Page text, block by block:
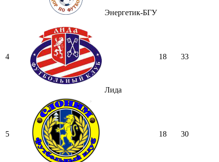
Энергетик-БГУ
4
Лида
18 33
5 18 30